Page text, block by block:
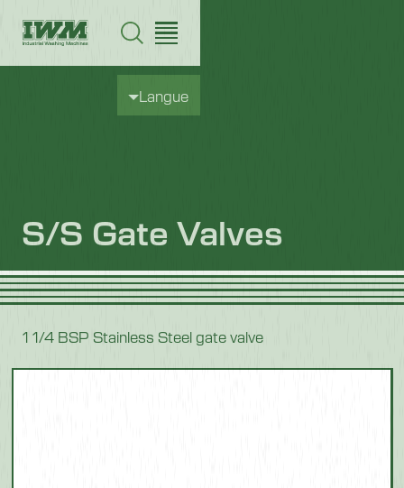
Langue
S/S Gate Valves
1 1/4 BSP Stainless Steel gate valve